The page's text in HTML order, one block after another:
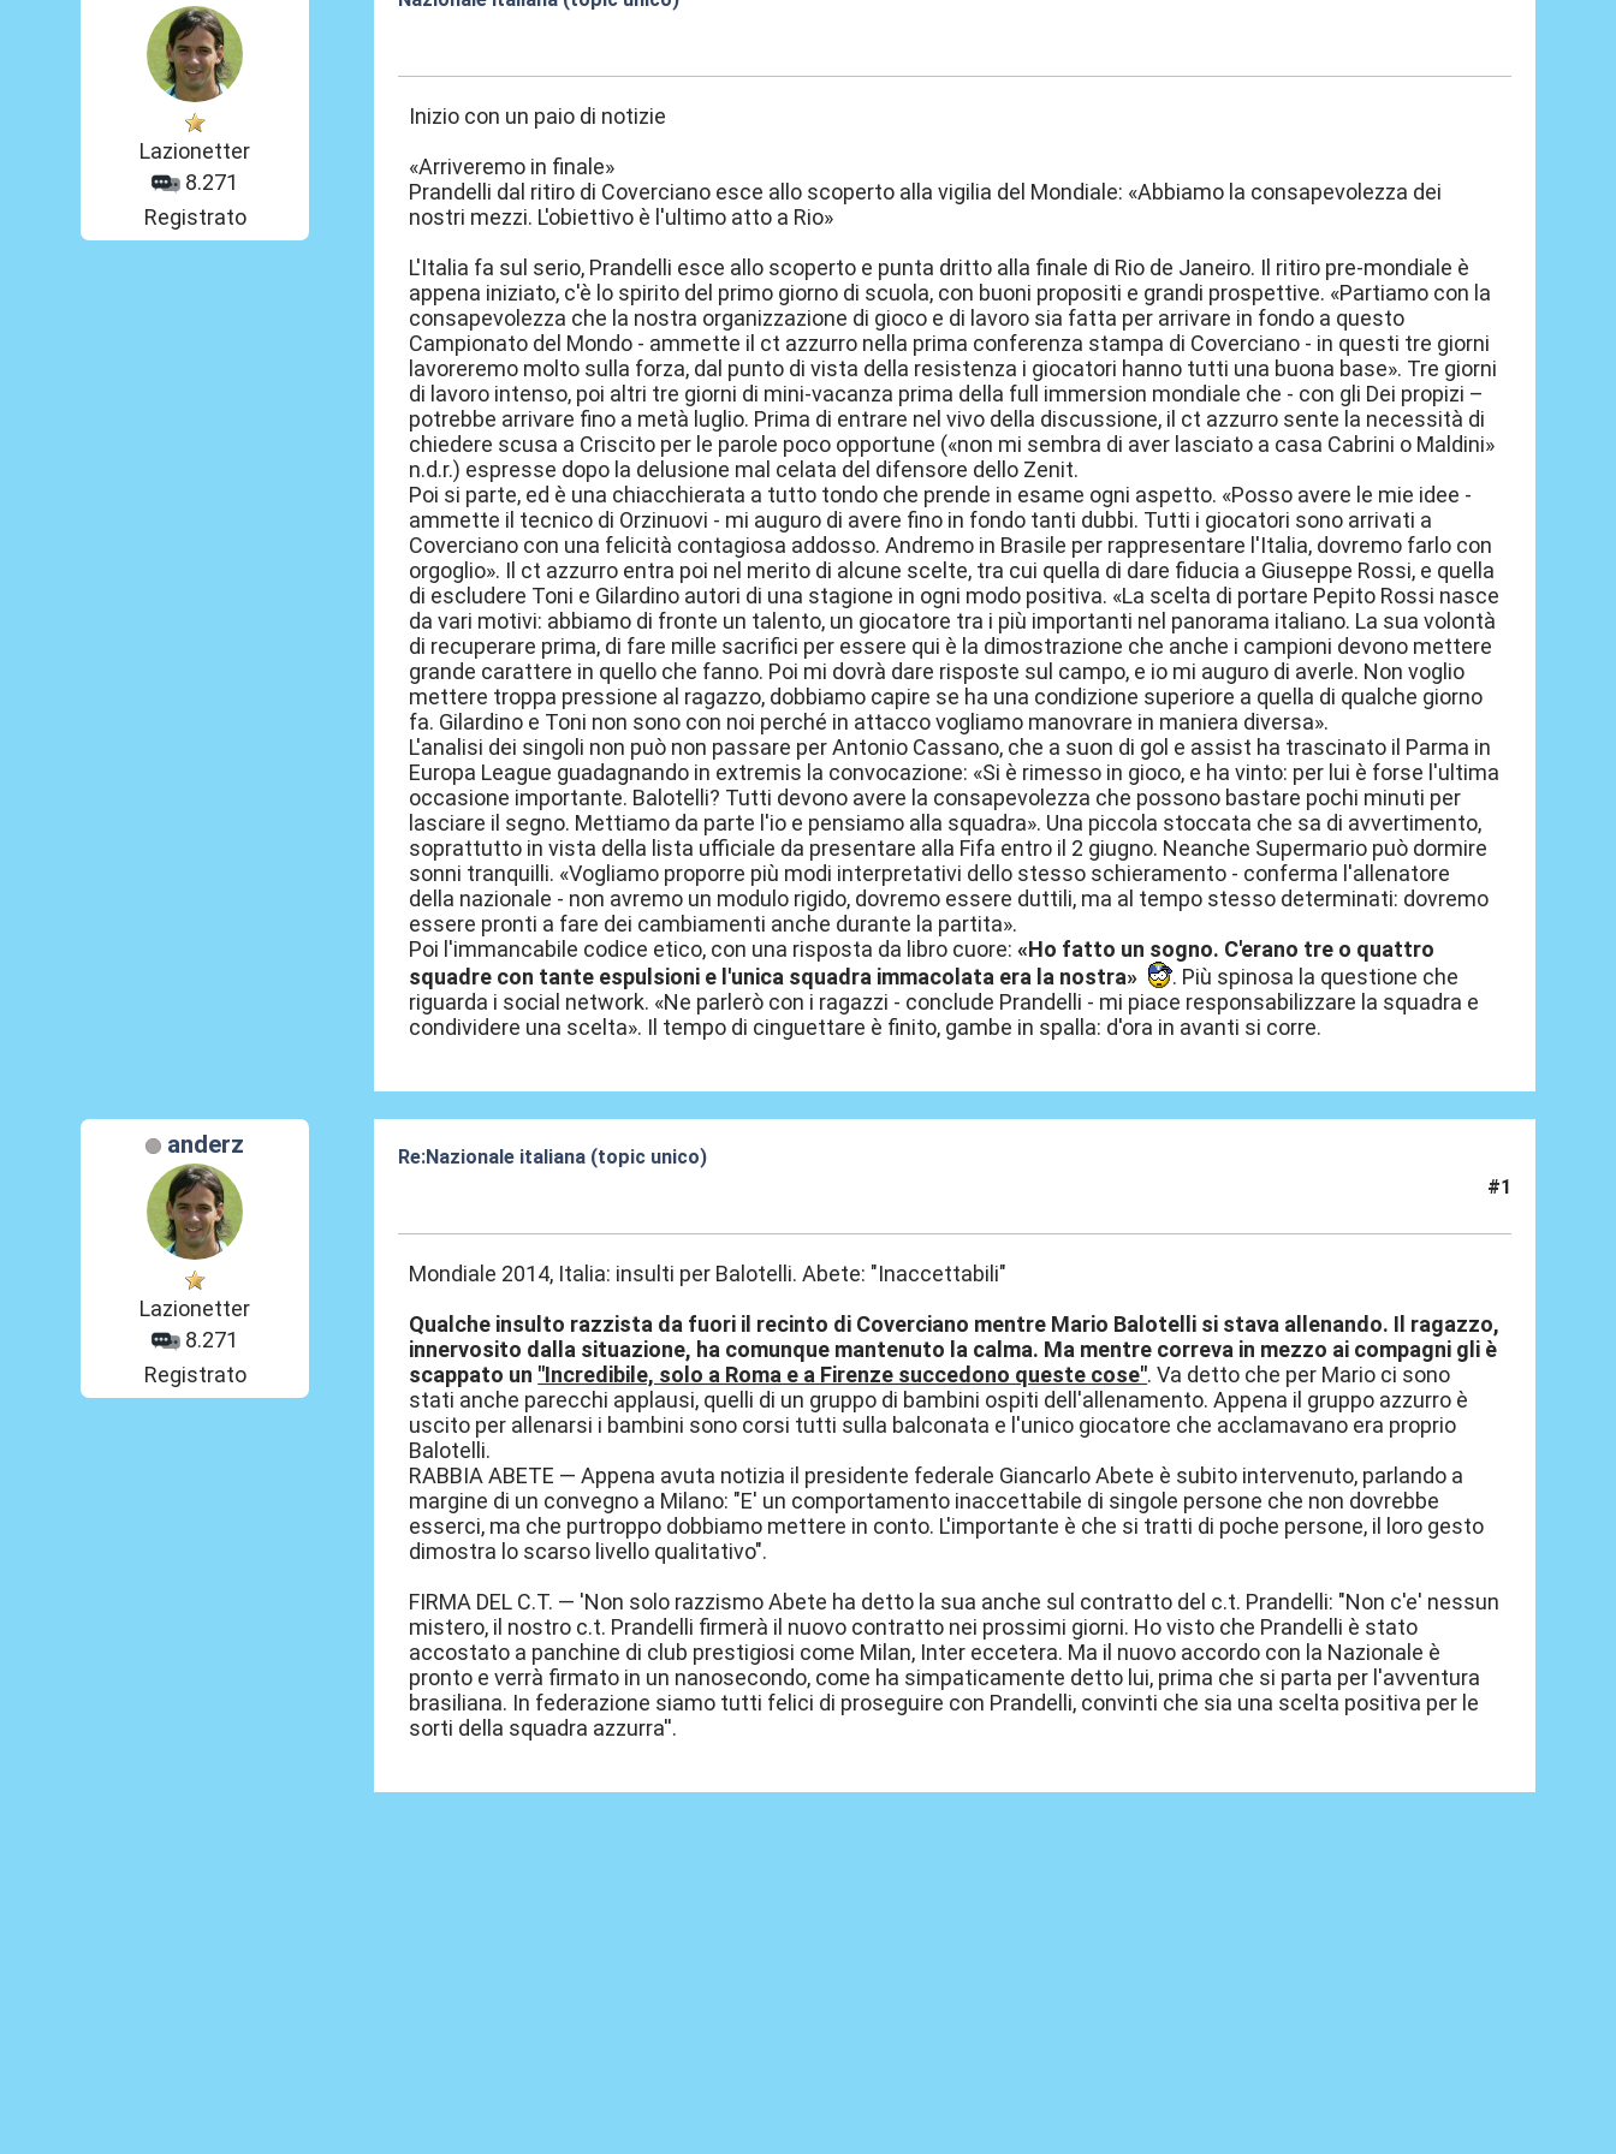
Lazionetter
8.271
Registrato
Inizio con un paio di notizie
«Arriveremo in finale»
Prandelli dal ritiro di Coverciano esce allo scoperto alla vigilia del Mondiale: «Abbiamo la consapevolezza dei
nostri mezzi. L'obiettivo è l'ultimo atto a Rio»
L'Italia fa sul serio, Prandelli esce allo scoperto e punta dritto alla finale di Rio de Janeiro. Il ritiro pre-mondiale è
appena iniziato, c'è lo spirito del primo giorno di scuola, con buoni propositi e grandi prospettive. «Partiamo con la
consapevolezza che la nostra organizzazione di gioco e di lavoro sia fatta per arrivare in fondo a questo
Campionato del Mondo - ammette il ct azzurro nella prima conferenza stampa di Coverciano - in questi tre giorni
lavoreremo molto sulla forza, dal punto di vista della resistenza i giocatori hanno tutti una buona base». Tre giorni
di lavoro intenso, poi altri tre giorni di mini-vacanza prima della full immersion mondiale che - con gli Dei propizi –
potrebbe arrivare fino a metà luglio. Prima di entrare nel vivo della discussione, il ct azzurro sente la necessità di
chiedere scusa a Criscito per le parole poco opportune («non mi sembra di aver lasciato a casa Cabrini o Maldini»
n.d.r.) espresse dopo la delusione mal celata del difensore dello Zenit.
Poi si parte, ed è una chiacchierata a tutto tondo che prende in esame ogni aspetto. «Posso avere le mie idee -
ammette il tecnico di Orzinuovi - mi auguro di avere fino in fondo tanti dubbi. Tutti i giocatori sono arrivati a
Coverciano con una felicità contagiosa addosso. Andremo in Brasile per rappresentare l'Italia, dovremo farlo con
orgoglio». Il ct azzurro entra poi nel merito di alcune scelte, tra cui quella di dare fiducia a Giuseppe Rossi, e quella
di escludere Toni e Gilardino autori di una stagione in ogni modo positiva. «La scelta di portare Pepito Rossi nasce
da vari motivi: abbiamo di fronte un talento, un giocatore tra i più importanti nel panorama italiano. La sua volontà
di recuperare prima, di fare mille sacrifici per essere qui è la dimostrazione che anche i campioni devono mettere
grande carattere in quello che fanno. Poi mi dovrà dare risposte sul campo, e io mi auguro di averle. Non voglio
mettere troppa pressione al ragazzo, dobbiamo capire se ha una condizione superiore a quella di qualche giorno
fa. Gilardino e Toni non sono con noi perché in attacco vogliamo manovrare in maniera diversa».
L'analisi dei singoli non può non passare per Antonio Cassano, che a suon di gol e assist ha trascinato il Parma in
Europa League guadagnando in extremis la convocazione: «Si è rimesso in gioco, e ha vinto: per lui è forse l'ultima
occasione importante. Balotelli? Tutti devono avere la consapevolezza che possono bastare pochi minuti per
lasciare il segno. Mettiamo da parte l'io e pensiamo alla squadra». Una piccola stoccata che sa di avvertimento,
soprattutto in vista della lista ufficiale da presentare alla Fifa entro il 2 giugno. Neanche Supermario può dormire
sonni tranquilli. «Vogliamo proporre più modi interpretativi dello stesso schieramento - conferma l'allenatore
della nazionale - non avremo un modulo rigido, dovremo essere duttili, ma al tempo stesso determinati: dovremo
essere pronti a fare dei cambiamenti anche durante la partita».
Poi l'immancabile codice etico, con una risposta da libro cuore:«Ho fatto un sogno. C'erano tre o quattro
squadre con tante espulsioni e l'unica squadra immacolata era la nostra»
. Più spinosa la questione che
riguarda i social network. «Ne parlerò con i ragazzi - conclude Prandelli - mi piace responsabilizzare la squadra e
condividere una scelta». Il tempo di cinguettare è finito, gambe in spalla: d'ora in avanti si corre.
anderz
Lazionetter
8.271
Registrato
Re:Nazionale italiana (topic unico)
#1
Mondiale 2014, Italia: insulti per Balotelli. Abete: "Inaccettabili"
Qualche insulto razzista da fuori il recinto di Coverciano mentre Mario Balotelli si stava allenando. Il ragazzo,
innervosito dalla situazione, ha comunque mantenuto la calma. Ma mentre correva in mezzo ai compagni gli è
scappato un "Incredibile, solo a Roma e a Firenze succedono queste cose". Va detto che per Mario ci sono
stati anche parecchi applausi, quelli di un gruppo di bambini ospiti dell'allenamento. Appena il gruppo azzurro è
uscito per allenarsi i bambini sono corsi tutti sulla balconata e l'unico giocatore che acclamavano era proprio
Balotelli.
RABBIA ABETE — Appena avuta notizia il presidente federale Giancarlo Abete è subito intervenuto, parlando a
margine di un convegno a Milano: "E' un comportamento inaccettabile di singole persone che non dovrebbe
esserci, ma che purtroppo dobbiamo mettere in conto. L'importante è che si tratti di poche persone, il loro gesto
dimostra lo scarso livello qualitativo".
FIRMA DEL C.T. — 'Non solo razzismo Abete ha detto la sua anche sul contratto del c.t. Prandelli: "Non c'e' nessun
mistero, il nostro c.t. Prandelli firmerà il nuovo contratto nei prossimi giorni. Ho visto che Prandelli è stato
accostato a panchine di club prestigiosi come Milan, Inter eccetera. Ma il nuovo accordo con la Nazionale è
pronto e verrà firmato in un nanosecondo, come ha simpaticamente detto lui, prima che si parta per l'avventura
brasiliana. In federazione siamo tutti felici di proseguire con Prandelli, convinti che sia una scelta positiva per le
sorti della squadra azzurra''.